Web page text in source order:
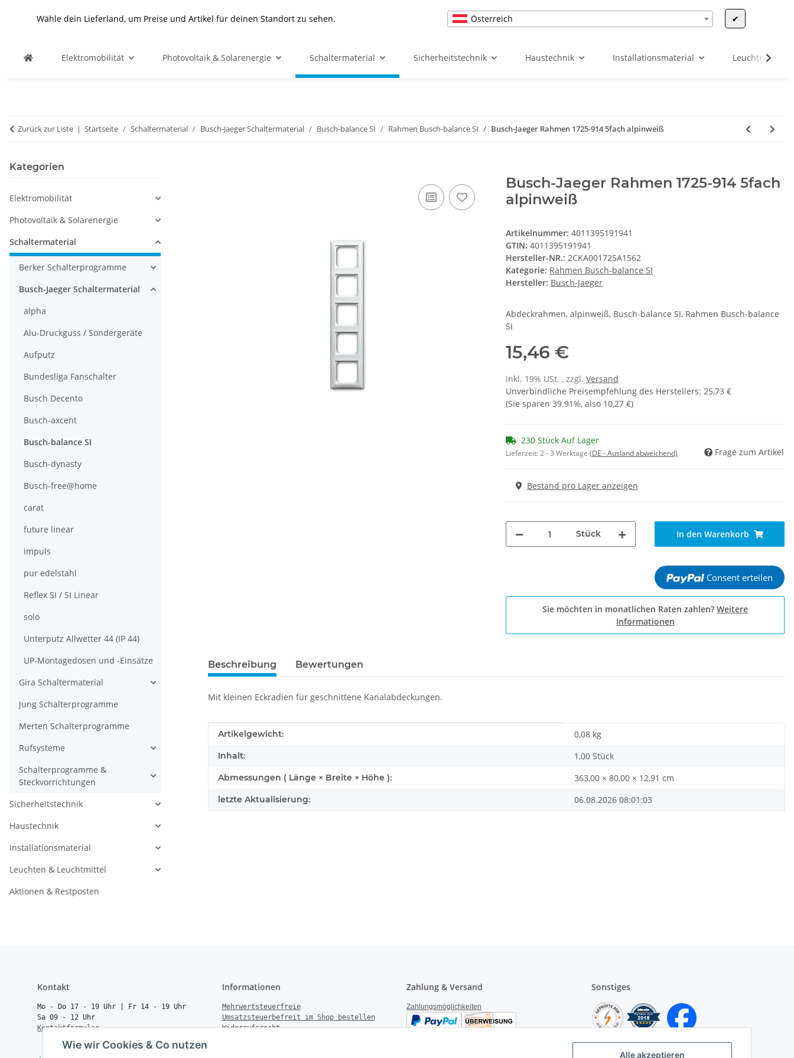
Alle akzeptieren
Wie wir Cookies & Co nutzen
Wähle dein Lieferland, um Preise und Artikel für deinen Standort zu sehen. Österreich ✔
Elektromobilität Photovoltaik & Solarenergie Schaltermaterial Sicherheitstechnik Haustechnik Installationsmaterial Leuchten &
Zurück zur Liste Startseite Schaltermaterial Busch-Jaeger Schaltermaterial Busch-balance SI Rahmen Busch-balance SI Busch-Jaeger Rahmen 1725-914 5fach alpinweiß
Busch-Jaeger Rahmen 1725-914 5fach
alpinweiß
Artikelnummer: 4011395191941
GTIN: 4011395191941
Hersteller-NR.: 2CKA001725A1562
Kategorie: Rahmen Busch-balance SI
Hersteller: Busch-Jaeger
Abdeckrahmen, alpinweiß, Busch-balance SI, Rahmen Busch-balance
SI
15,46 €
inkl. 19% USt. , zzgl. Versand
Unverbindliche Preisempfehlung des Herstellers: 25,73 €
(Sie sparen 39.91%, also 10,27 €)
230 Stück Auf Lager
Lieferzeit:2 - 3 Werktage (DE - Ausland abweichend) Frage zum Artikel
Bestand pro Lager anzeigen
Stück In den Warenkorb
Consent erteilen
Sie möchten in monatlichen Raten zahlen? Weitere
Informationen
Beschreibung Bewertungen
Mit kleinen Eckradien für geschnittene Kanalabdeckungen.
Produkteigenschaft
Wert
Artikelgewicht: 0,08 kg
Inhalt: 1,00 Stück
Abmessungen ( Länge × Breite × Höhe ): 363,00 × 80,00 × 12,91 cm
letzte Aktualisierung: 06.08.2026 08:01:03
Kategorien
Elektromobilität
Photovoltaik & Solarenergie
Schaltermaterial
Berker Schalterprogramme
Busch-Jaeger Schaltermaterial
alpha
Alu-Druckguss / Sondergeräte
Aufputz
Bundesliga Fanschalter
Busch Decento
Busch-axcent
Busch-balance SI
Busch-dynasty
Busch-free@home
carat
future linear
impuls
pur edelstahl
Reflex SI / SI Linear
solo
Unterputz Allwetter 44 (IP 44)
UP-Montagedosen und -Einsätze
Gira Schaltermaterial
Jung Schalterprogramme
Merten Schalterprogramme
Rufsysteme
Schalterprogramme &
Steckvorrichtungen
Sicherheitstechnik
Haustechnik
Installationsmaterial
Leuchten & Leuchtmittel
Aktionen & Restposten
Kontakt
Mo - Do 17 - 19 Uhr | Fr 14 - 19 Uhr
Sa 09 - 12 Uhr
Kontaktformular
Informationen
Mehrwertsteuerfreie
Umsatzsteuerbefreit im Shop bestellen
Widerrufsrecht
Zahlung & Versand
Zahlungsmöglichkeiten
Sonstiges